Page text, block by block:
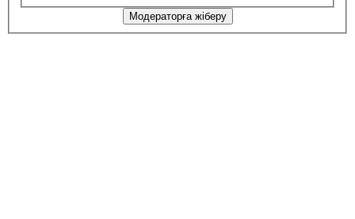
Модераторға жіберу